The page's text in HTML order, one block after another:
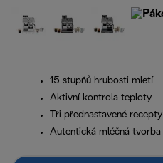
15 stupňů hrubosti mletí
Aktivní kontrola teploty
Tři přednastavené recepty
Autentická mléčná tvorba